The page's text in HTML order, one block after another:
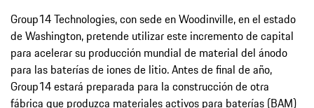
Group14 Technologies, con sede en Woodinville, en el estado
de Washington, pretende utilizar este incremento de capital
para acelerar su producción mundial de material del ánodo
para las baterías de iones de litio. Antes de final de año,
Group14 estará preparada para la construcción de otra
fábrica que produzca materiales activos para baterías (BAM)